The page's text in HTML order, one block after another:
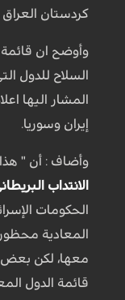
كردستان العراق
وأوضح ان قائمة
السلاح للدول
المشار اليها
إيران وسوريا.
وأضاف : أن "
الانتداب
المعادية
معها، لكن بعض
قائمة الدول